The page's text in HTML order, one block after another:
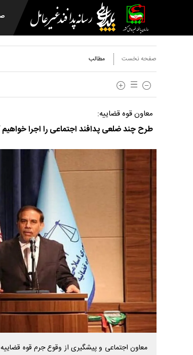
صفحه نخست مطالب
معاون قوه قضاییه:
طرح چند ضلعی پدافند اجتماعی را اجرا خواهیم